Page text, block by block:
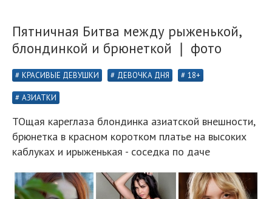
Пятничная Битва между рыженькой,
блондинкой и брюнеткой ❘ фото
КРАСИВЫЕ ДЕВУШКИ ДЕВОЧКА ДНЯ 18+
АЗИАТКИ
ТОщая кареглаза блондинка азиатской внешности,
брюнетка в красном коротком платье на высоких
каблуках и ирыженькая - соседка по даче